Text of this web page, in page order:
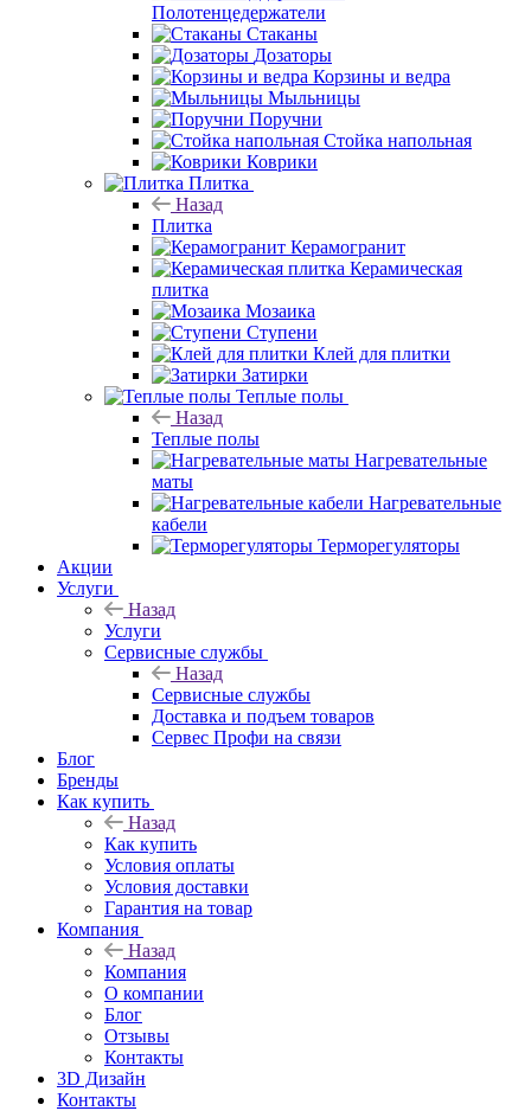
Полотенцедержатели
Стаканы
Дозаторы
Корзины и ведра
Мыльницы
Поручни
Стойка напольная
Коврики
Плитка
Назад
Плитка
Керамогранит
Керамическая
плитка
Мозаика
Ступени
Клей для плитки
Затирки
Теплые полы
Назад
Теплые полы
Нагревательные
маты
Нагревательные
кабели
Терморегуляторы
Акции
Услуги
Назад
Услуги
Сервисные службы
Назад
Сервисные службы
Доставка и подъем товаров
Сервес Профи на связи
Блог
Бренды
Как купить
Назад
Как купить
Условия оплаты
Условия доставки
Гарантия на товар
Компания
Назад
Компания
О компании
Блог
Отзывы
Контакты
3D Дизайн
Контакты